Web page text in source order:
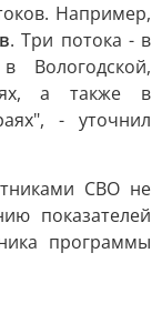
Например,
. Три потока - в
Вологодской,
а также в
- уточнил
СВО не
показателей
программы